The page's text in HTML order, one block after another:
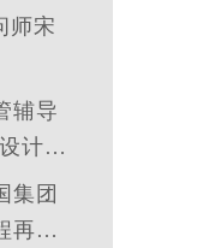
师宋
辅导
计及
案
集团
再造